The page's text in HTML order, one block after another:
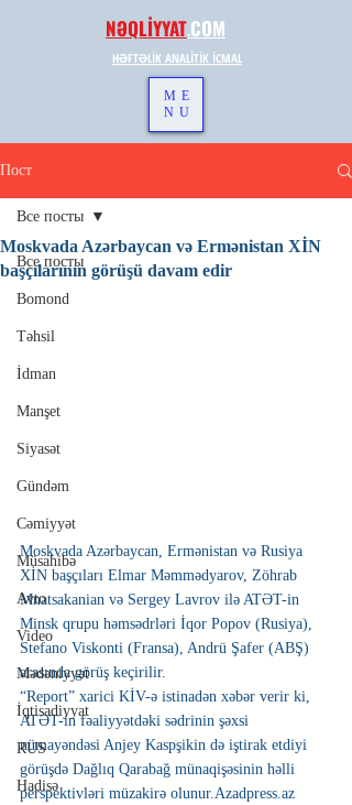
NƏQLİYYAT.COM
HƏFTƏLİK ANALİTİK İCMAL
ME
NU
Пост
Все посты
Bomond
Təhsil
İdman
Manşet
Siyasət
Gündəm
Cəmiyyət
Müsahibə
Avto
Video
Mədəniyyət
İqtisadiyyat
RUS
Hadisə
Все посты
Moskvada Azərbaycan və Ermənistan XİN
başçılarının görüşü davam edir
Moskvada Azərbaycan, Ermənistan və Rusiya
XİN başçıları Elmar Məmmədyarov, Zöhrab
Mnatsakanian və Sergey Lavrov ilə ATƏT-in
Minsk qrupu həmsədrləri İqor Popov (Rusiya),
Stefano Viskonti (Fransa), Andrü Şafer (ABŞ)
arasında görüş keçirilir.
“Report” xarici KİV-ə istinadən xəbər verir ki,
ATƏT-in fəaliyyətdəki sədrinin şəxsi
nümayəndəsi Anjey Kaspşikin də iştirak etdiyi
görüşdə Dağlıq Qarabağ münaqişəsinin həlli
perspektivləri müzakirə olunur.Azadpress.az